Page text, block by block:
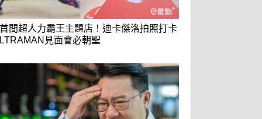
間超人力霸王主題店！迪卡傑洛拍照打卡
見面會必朝聖